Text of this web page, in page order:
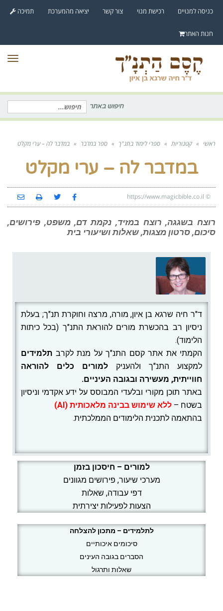
כניסה למנויים רכישת מנוי צור קשר יציאה מהמערכת תמיכה
חנות האתר
חיפוש באתר חיפוש
ראשי » קטגוריות » ספרי לימוד בתנ"ך » ספר במדבר » במדבר לה – ערי מקלט
במדבר לה – ערי מקלט
©
https://www.magicbible.co.il
רוצח בשגגה, רוצח במזיד, נקמת דם, משפט, פירושים,
סיכום, סרטון מצגות, שאלות ושיעורי בית
ד"ר חיה שרגא בן איון, מורה, מרצה וחוקרת תנ"ך; בעלת
ניסיון רב בהכשרת מורים להוראת התנ"ך (בכל כיתות
הלימוד).
הקמתי את אתר קסם התנ"ך על מנת לקרב תלמידים
למקצוע התנ"ך ולהעניק למורים
כלים להוראה
חווייתית, מעשירה ובגובה העיניים.
באתר תוכן מקורי ובלעדי המבוסס על ידע אקדמי וניסיון
בשטח – ללא שימוש בבינה מלאכותית (AI)
בהתאמה לתכנית הלימודים הממלכתית.
למורים – חיסכון בזמן
מערכי שיעור, פירושים מגוונים
דפי עבודה, שאלות
הצעות לפעילות יצירתית
לתלמידים – מתכון להצלחה
סיכומים איכותיים
הסברים בגובה העינים
שאלות ותרגול